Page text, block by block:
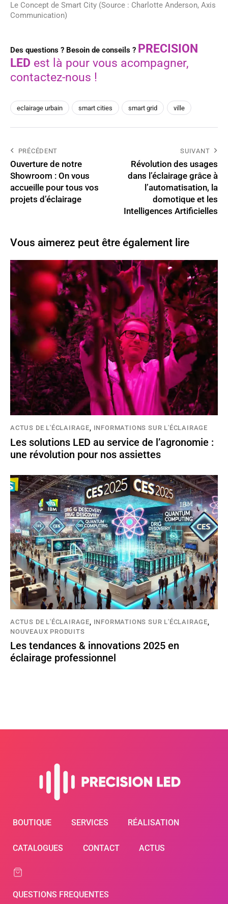
Le Concept de Smart City (Source : Charlotte Anderson, Axis
Communication)
Des questions ? Besoin de conseils ? PRECISION
LED est là pour vous acompagner,
contactez-nous !
eclairage urbain smart cities smart grid ville
PRÉCÉDENT
Ouverture de notre
Showroom : On vous
accueille pour tous vos
projets d’éclairage
SUIVANT
Révolution des usages
dans l’éclairage grâce à
l’automatisation, la
domotique et les
Intelligences Artificielles
Vous aimerez peut être également lire
ACTUS DE L'ÉCLAIRAGE, INFORMATIONS SUR L'ÉCLAIRAGE
Les solutions LED au service de l’agronomie :
une révolution pour nos assiettes
ACTUS DE L'ÉCLAIRAGE INFORMATIONS SUR L'ÉCLAIRAGE
NOUVEAUX PRODUITS
Les tendances & innovations 2025 en
éclairage professionnel
BOUTIQUE SERVICES RÉALISATION
CATALOGUES CONTACT ACTUS
QUESTIONS FREQUENTES